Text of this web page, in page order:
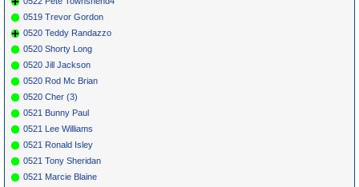
0519 Trevor Gordon
0520 Teddy Randazzo
0520 Shorty Long
0520 Jill Jackson
0520 Rod Mc Brian
0520 Cher (3)
0521 Bunny Paul
0521 Lee Williams
0521 Ronald Isley
0521 Tony Sheridan
0521 Marcie Blaine